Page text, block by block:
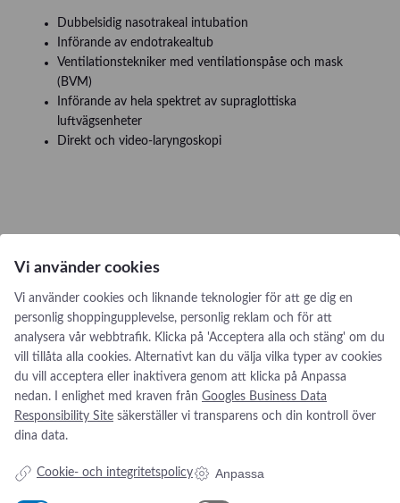
Dubbelsidig nasotrakeal intubation
Införande av endotrakealtub
Ventilationstekniker med ventilationspåse och mask
(BVM)
Införande av hela spektret av supraglottiska
luftvägsenheter
Direkt och video-laryngoskopi
Vi använder cookies
Vi använder cookies och liknande teknologier för att ge dig en
personlig shoppingupplevelse, personlig reklam och för att
analysera vår webbtrafik. Klicka på 'Acceptera alla och stäng' om du
vill tillåta alla cookies. Alternativt kan du välja vilka typer av cookies
du vill acceptera eller inaktivera genom att klicka på Anpassa
nedan. I enlighet med kraven från Googles Business Data
Responsibility Site säkerställer vi transparens och din kontroll över
dina data.
Cookie- och integritetspolicy Anpassa